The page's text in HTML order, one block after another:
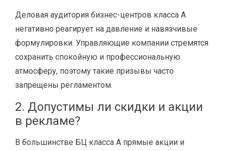
Деловая аудитория бизнес-центров класса A
негативно реагирует на давление и навязчивые
формулировки. Управляющие компании стремятся
сохранить спокойную и профессиональную
атмосферу, поэтому такие призывы часто
запрещены регламентом.
2. Допустимы ли скидки и акции
в рекламе?
В большинстве БЦ класса A прямые акции и